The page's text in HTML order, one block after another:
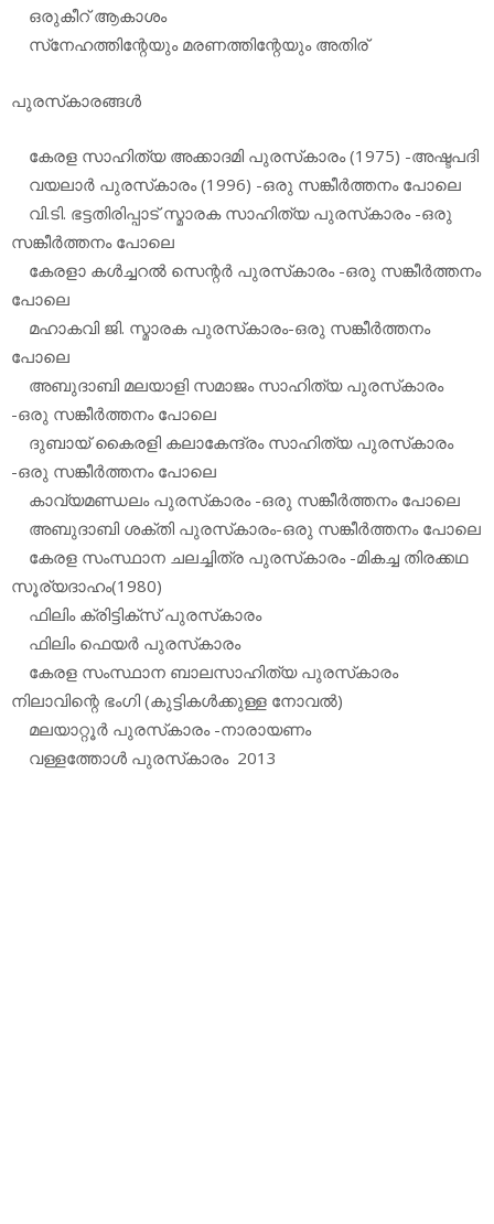
ഒരുകീറ് ആകാശം
സ്‌നേഹത്തിന്റേയും മരണത്തിന്റേയും അതിര്
പുരസ്‌കാരങ്ങള്‍
കേരള സാഹിത്യ അക്കാദമി പുരസ്‌കാരം (1975) -അഷ്ടപദി
വയലാര്‍ പുരസ്‌കാരം (1996) -ഒരു സങ്കീര്‍ത്തനം പോലെ
വി.ടി. ഭട്ടതിരിപ്പാട് സ്മാരക സാഹിത്യ പുരസ്‌കാരം -ഒരു
സങ്കീര്‍ത്തനം പോലെ
കേരളാ കള്‍ച്ചറല്‍ സെന്റര്‍ പുരസ്‌കാരം -ഒരു സങ്കീര്‍ത്തനം
പോലെ
മഹാകവി ജി. സ്മാരക പുരസ്‌കാരം-ഒരു സങ്കീര്‍ത്തനം
പോലെ
അബുദാബി മലയാളി സമാജം സാഹിത്യ പുരസ്‌കാരം
-ഒരു സങ്കീര്‍ത്തനം പോലെ
ദുബായ് കൈരളി കലാകേന്ദ്രം സാഹിത്യ പുരസ്‌കാരം
-ഒരു സങ്കീര്‍ത്തനം പോലെ
കാവ്യമണ്ഡലം പുരസ്‌കാരം -ഒരു സങ്കീര്‍ത്തനം പോലെ
അബുദാബി ശക്തി പുരസ്‌കാരം-ഒരു സങ്കീര്‍ത്തനം പോലെ
കേരള സംസ്ഥാന ചലച്ചിത്ര പുരസ്‌കാരം -മികച്ച തിരക്കഥ
സൂര്യദാഹം(1980)
ഫിലിം ക്രിട്ടിക്‌സ് പുരസ്‌കാരം
ഫിലിം ഫെയര്‍ പുരസ്‌കാരം
കേരള സംസ്ഥാന ബാലസാഹിത്യ പുരസ്‌കാരം
നിലാവിന്റെ ഭംഗി (കുട്ടികള്‍ക്കുള്ള നോവല്‍)
മലയാറ്റൂര്‍ പുരസ്‌കാരം -നാരായണം
വള്ളത്തോള്‍ പുരസ്‌കാരം 2013